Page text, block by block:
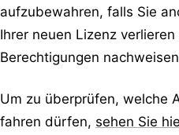
aufzubewahren, falls Sie
Ihrer neuen Lizenz
Berechtigungen
Um zu überprüfen, welche
fahren dürfen, sehen Sie